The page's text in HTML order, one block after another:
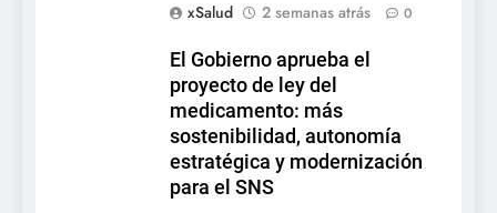
xSalud
2 semanas atrás 0
El Gobierno aprueba el
proyecto de ley del
medicamento: más
sostenibilidad, autonomía
estratégica y modernización
para el SNS